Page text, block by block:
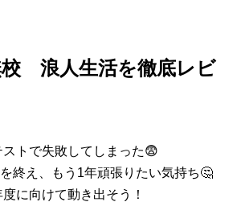
校 浪人生活を徹底レビ
ストで失敗してしまった😨
終え、もう1年頑張りたい気持ち🤔
に向けて動き出そう！